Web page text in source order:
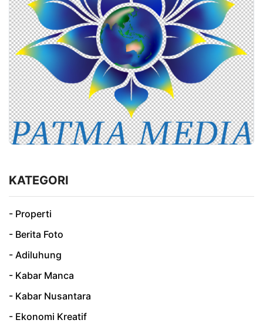
KATEGORI
- Properti
- Berita Foto
- Adiluhung
- Kabar Manca
- Kabar Nusantara
- Ekonomi Kreatif